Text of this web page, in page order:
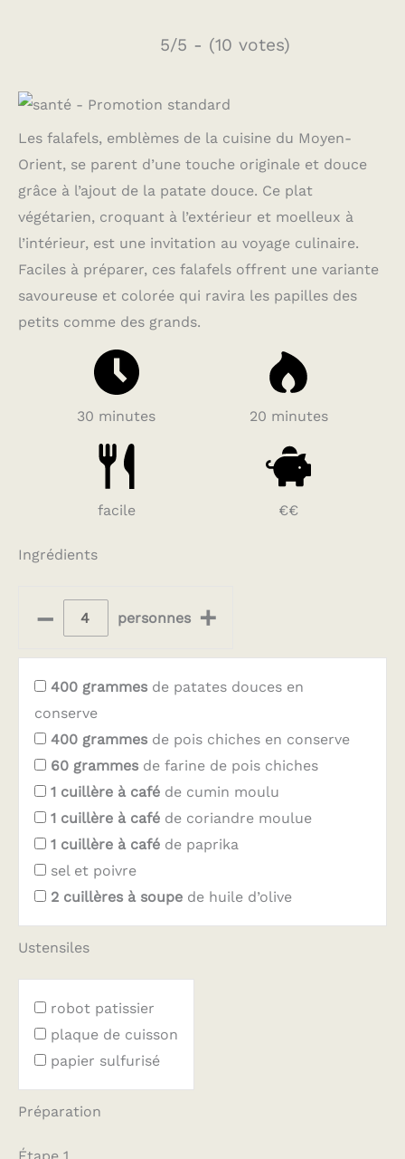
5/5 - (10 votes)
Les falafels, emblèmes de la cuisine du Moyen-
Orient, se parent d’une touche originale et douce
grâce à l’ajout de la patate douce. Ce plat
végétarien, croquant à l’extérieur et moelleux à
l’intérieur, est une invitation au voyage culinaire.
Faciles à préparer, ces falafels offrent une variante
savoureuse et colorée qui ravira les papilles des
petits comme des grands.
30 minutes 20 minutes
facile €€
Ingrédients
– personnes +
400 grammes de patates douces en
conserve
400 grammes de pois chiches en conserve
60 grammes de farine de pois chiches
1 cuillère à café de cumin moulu
1 cuillère à café de coriandre moulue
1 cuillère à café de paprika
sel et poivre
2 cuillères à soupe de huile d’olive
Ustensiles
robot patissier
plaque de cuisson
papier sulfurisé
Préparation